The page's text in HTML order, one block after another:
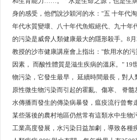
身的感受，他們說沙穎河的水："五 十年代
年代水質變壞、八十年代魚蝦絕代、九十年
的污染是威脅人類健康最大的隱形殺手。8
教授的沙市健康講座會上指出："飲用水的
因素， 而酸性體質是滋生疾病的溫床。" 19
物污染，它發生最早， 延續時間最長，對
原性微生物污染而引起的霍亂、傷寒、 脊
水傳播而發生的傳染病暴發，瘟疫流行曾奪
某些落後的農村地區仍然常有這類水中生物
工業高度發展，水污染日益加劇，導致各種